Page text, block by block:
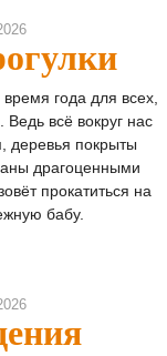
года для всех,
всё вокруг нас
деревья покрыты
драгоценными
прокатиться на
бабу.